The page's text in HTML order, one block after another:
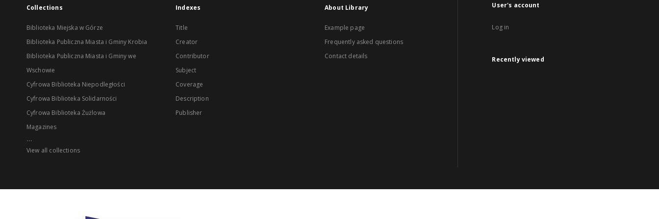
Collections
Biblioteka Miejska w Górze
Biblioteka Publiczna Miasta i Gminy Krobia
Biblioteka Publiczna Miasta i Gminy we
Wschowie
Cyfrowa Biblioteka Niepodległości
Cyfrowa Biblioteka Solidarności
Cyfrowa Biblioteka Żużlowa
Magazines
...
View all collections
Indexes
Title
Creator
Contributor
Subject
Coverage
Description
Publisher
About Library
Example page
Frequently asked questions
Contact details
User's account
Log in
Recently viewed